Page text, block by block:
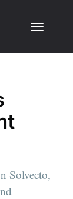
Solvecto,